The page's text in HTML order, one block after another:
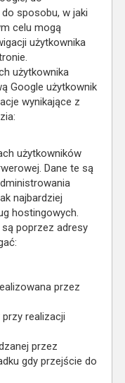
sposobu, w jaki
celu mogą
użytkownika
użytkownika
Google użytkownik
wynikające z
użytkowników
Dane te są
najbardziej
hostingowych.
poprzez adresy
przez
przy realizacji
przez
gdy przejście do